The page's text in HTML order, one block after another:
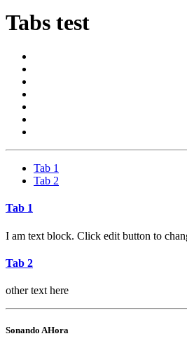
Tabs test
Tab 1
Tab 2
Tab 1
I am text block. Click edit button to
Tab 2
other text here
Sonando AHora